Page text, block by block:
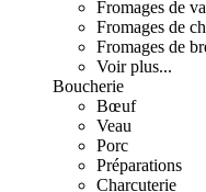
Fromages de
Fromages de
Fromages de
Voir plus...
Boucherie
Bœuf
Veau
Porc
Préparations
Charcuterie